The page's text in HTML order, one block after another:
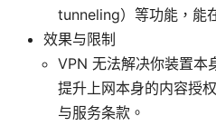
tunneling）等功能，能
效果与限制
VPN 无法解决你装置本
提升上网本身的内容授
与服务条款。